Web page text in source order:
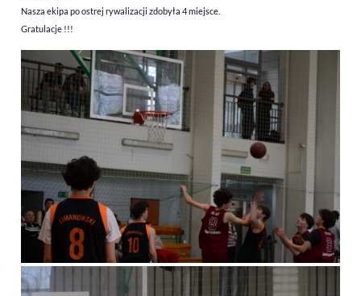
Nasza ekipa po ostrej rywalizacji zdobyła 4 miejsce.
Gratulacje !!!